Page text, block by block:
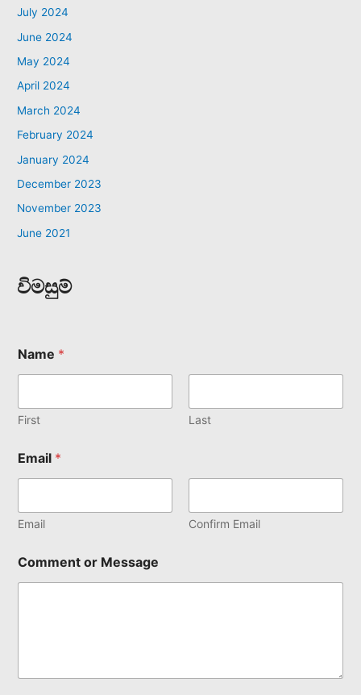
July 2024
June 2024
May 2024
April 2024
March 2024
February 2024
January 2024
December 2023
November 2023
June 2021
විමසුම්
Name *
First Last
Email *
Email Confirm Email
Comment or Message